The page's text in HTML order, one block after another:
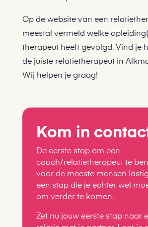
Op de website van een
meestal vermeld welke
therapeut heeft gevolgd. Vind je
de juiste relatietherapeut in
Wij helpen je graag!
Kom in
De eerste stap om een
coach/relatietherapeut te
voor de meeste mensen
een stap die je echter wel
om verder te komen.
Zet nu jouw eerste stap naar